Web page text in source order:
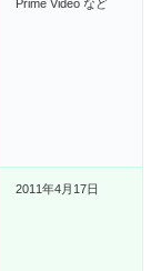
Prime Video など
2011年4月17日